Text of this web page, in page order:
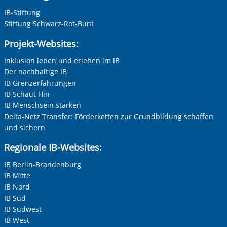
Ihre Telefonnummer
Betreff ihrer Anfrage
Zur Aktivierung der Videos Marketing-Cookies hier
IB-Stiftung
Stiftung Schwarz-Rot-Bunt
Projekt-Websites:
Inklusion leben und erleben im IB
Der nachhaltige IB
IB Grenzerfahrungen
IB Schaut Hin
IB Menschsein stärken
Delta-Netz Transfer: Förderketten zur Grundbildung schaffen
und sichern
Regionale IB-Websites:
IB Berlin-Brandenburg
IB Mitte
IB Nord
IB Süd
IB Südwest
IB West